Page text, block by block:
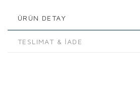
ÜRÜN DETAY
TESLIMAT & İADE